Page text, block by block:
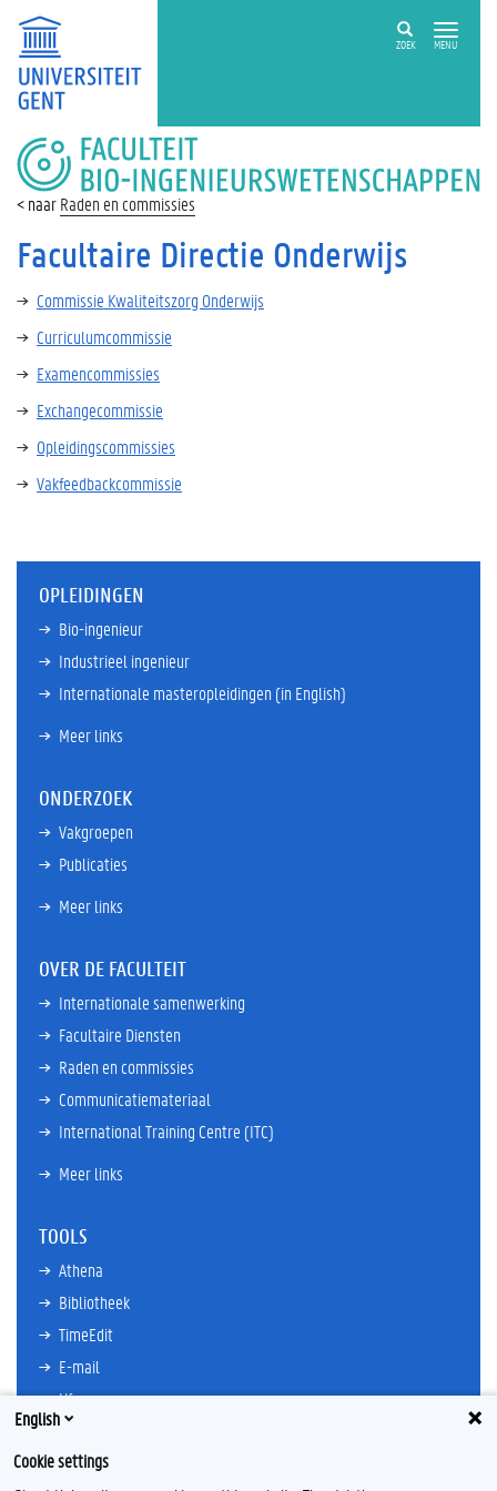
ZOEK MENU
FACULTEIT
BIO-
INGENIEURSWETENSCHAPPEN
Raden en commissies
Facultaire Directie Onderwijs
Commissie Kwaliteitszorg Onderwijs
Curriculumcommissie
Examencommissies
Exchangecommissie
Opleidingscommissies
Vakfeedbackcommissie
OPLEIDINGEN
Bio-ingenieur
Industrieel ingenieur
Internationale masteropleidingen (in English)
Meer links
ONDERZOEK
Vakgroepen
Publicaties
Meer links
OVER DE FACULTEIT
Internationale samenwerking
Facultaire Diensten
Raden en commissies
Communicatiemateriaal
International Training Centre (ITC)
Meer links
TOOLS
Athena
Bibliotheek
TimeEdit
E-mail
Ufora
Oasis
Research Explorer
English
Cookie settings